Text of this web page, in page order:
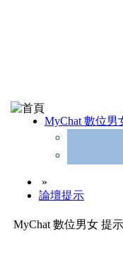
MyChat 數位男
»
論壇提示
MyChat 數位男女 提